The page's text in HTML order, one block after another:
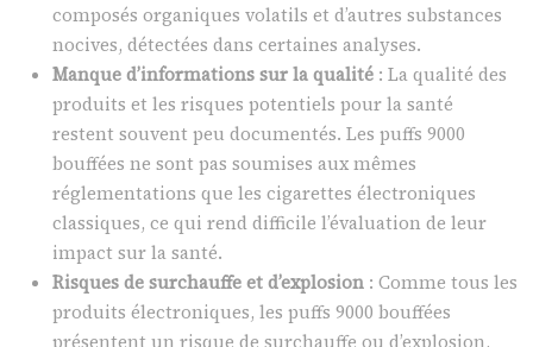
composés organiques volatils et d’autres substances
nocives, détectées dans certaines analyses.
Manque d’informations sur la qualité : La qualité des
produits et les risques potentiels pour la santé
restent souvent peu documentés. Les puffs 9000
bouffées ne sont pas soumises aux mêmes
réglementations que les cigarettes électroniques
classiques, ce qui rend difficile l’évaluation de leur
impact sur la santé.
Risques de surchauffe et d’explosion : Comme tous les
produits électroniques, les puffs 9000 bouffées
présentent un risque de surchauffe ou d’explosion,